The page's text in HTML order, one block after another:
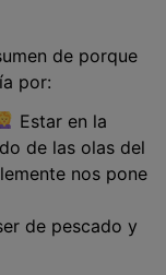
de porque
por:
Estar en la
de las olas del
nos pone
de pescado y